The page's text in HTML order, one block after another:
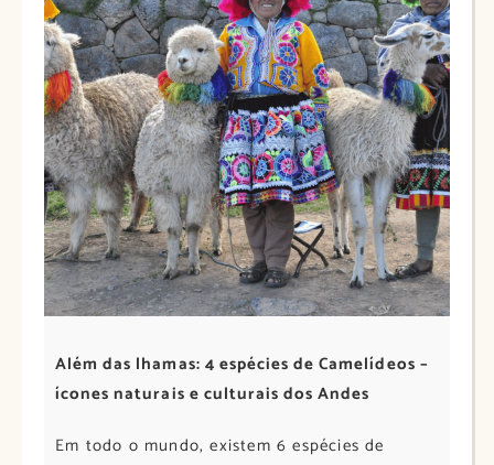
Além das lhamas: 4 espécies de Camelídeos –
ícones naturais e culturais dos Andes
Em todo o mundo, existem 6 espécies de